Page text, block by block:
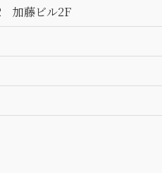
加藤ビル2F